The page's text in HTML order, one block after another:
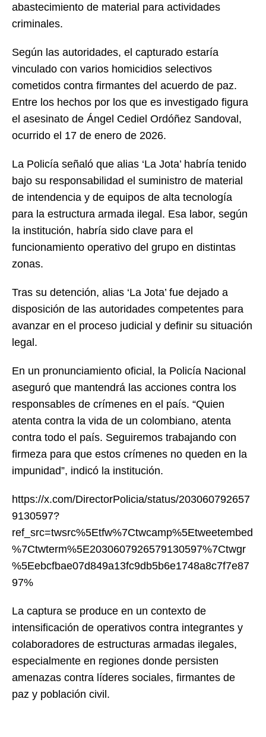
abastecimiento de material para actividades
criminales.
Según las autoridades, el capturado estaría
vinculado con varios homicidios selectivos
cometidos contra firmantes del acuerdo de paz.
Entre los hechos por los que es investigado figura
el asesinato de Ángel Cediel Ordóñez Sandoval,
ocurrido el 17 de enero de 2026.
La Policía señaló que alias ‘La Jota’ habría tenido
bajo su responsabilidad el suministro de material
de intendencia y de equipos de alta tecnología
para la estructura armada ilegal. Esa labor, según
la institución, habría sido clave para el
funcionamiento operativo del grupo en distintas
zonas.
Tras su detención, alias ‘La Jota’ fue dejado a
disposición de las autoridades competentes para
avanzar en el proceso judicial y definir su situación
legal.
En un pronunciamiento oficial, la Policía Nacional
aseguró que mantendrá las acciones contra los
responsables de crímenes en el país. “Quien
atenta contra la vida de un colombiano, atenta
contra todo el país. Seguiremos trabajando con
firmeza para que estos crímenes no queden en la
impunidad”, indicó la institución.
https://x.com/DirectorPolicia/status/203060792657
9130597?
ref_src=twsrc%5Etfw%7Ctwcamp%5Etweetembed
%7Ctwterm%5E2030607926579130597%7Ctwgr
%5Eebcfbae07d849a13fc9db5b6e1748a8c7f7e87
97%
La captura se produce en un contexto de
intensificación de operativos contra integrantes y
colaboradores de estructuras armadas ilegales,
especialmente en regiones donde persisten
amenazas contra líderes sociales, firmantes de
paz y población civil.